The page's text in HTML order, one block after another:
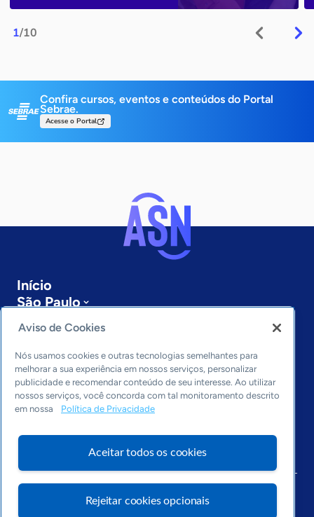
1/10
Confira cursos, eventos e conteúdos do Portal
Sebrae.
Acesse o Portal
Início
São Paulo
Sobre a ASN
Últimas notícias
Entre em contato
Editorias
Economia & Política
Inovação & Tecnologia
Cultura empreendedora
Arquivo
Aviso de Cookies
Nós usamos cookies e outras tecnologias semelhantes para
melhorar a sua experiência em nossos serviços, personalizar
publicidade e recomendar conteúdo de seu interesse. Ao utilizar
nossos serviços, você concorda com tal monitoramento descrito
em nossa
Política de Privacidade
Aceitar todos os cookies
Rejeitar cookies opcionais